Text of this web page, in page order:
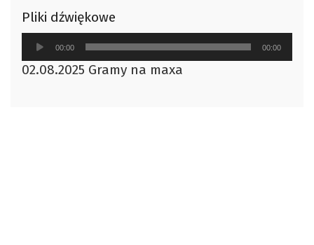
Pliki dźwiękowe
Odtwarzacz
plików
dźwiękowych
00:00 00:00
02.08.2025 Gramy na maxa